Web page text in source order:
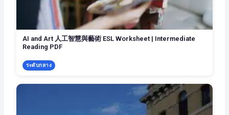
AI and Art 人工智慧與藝術 ESL Worksheet | Intermediate
Reading PDF
ระดับกลาง